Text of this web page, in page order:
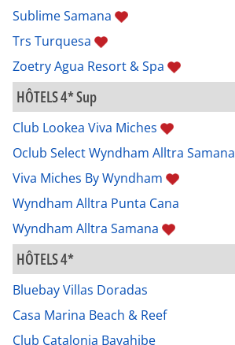
Sublime Samana
Trs Turquesa
Zoetry Agua Resort & Spa
HÔTELS 4* Sup
Club Lookea Viva Miches
Oclub Select Wyndham Alltra Samana
Viva Miches By Wyndham
Wyndham Alltra Punta Cana
Wyndham Alltra Samana
HÔTELS 4*
Bluebay Villas Doradas
Casa Marina Beach & Reef
Club Catalonia Bayahibe